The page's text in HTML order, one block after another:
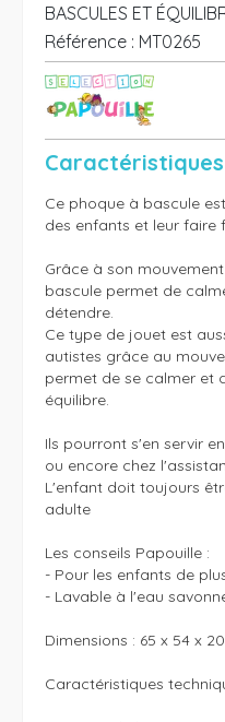
BASCULES ET
Référence : MT0265
Caractéristiques
Ce phoque à bascule
des enfants et leur faire
Grâce à son
bascule permet de
détendre.
Ce type de jouet est
autistes grâce au
permet de se calmer et
équilibre.
Ils pourront s'en servir
ou encore chez
L'enfant doit toujours
adulte
Les conseils Papouille :
- Pour les enfants de
- Lavable à l'eau
Dimensions : 65 x 54 x
Caractéristiques